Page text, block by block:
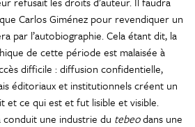
Carlos Giménez pour revendiquer un
par l’autobiographie. Cela étant dit, la
de cette période est malaisée à
difficile : diffusion confidentielle,
éditoriaux et institutionnels créent un
et ce qui est et fut lisible et visible.
conduit une industrie du tebeodans une